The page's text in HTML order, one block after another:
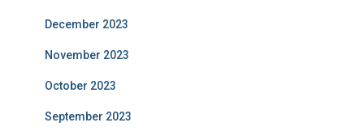
December 2023
November 2023
October 2023
September 2023